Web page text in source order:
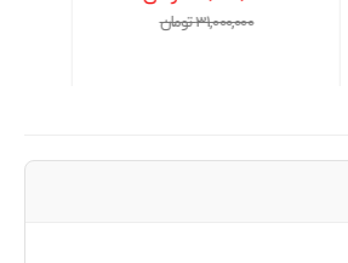
28,300,000 تومان